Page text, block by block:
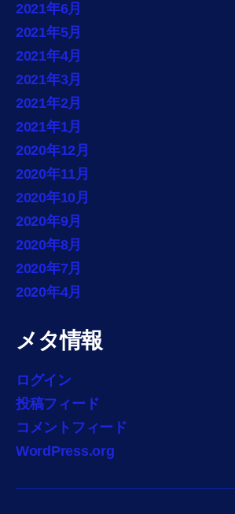
2021年6月
2021年5月
2021年4月
2021年3月
2021年2月
2021年1月
2020年12月
2020年11月
2020年10月
2020年9月
2020年8月
2020年7月
2020年4月
メタ情報
ログイン
投稿フィード
コメントフィード
WordPress.org